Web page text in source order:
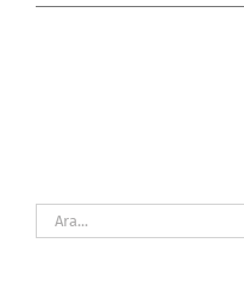
Ara: